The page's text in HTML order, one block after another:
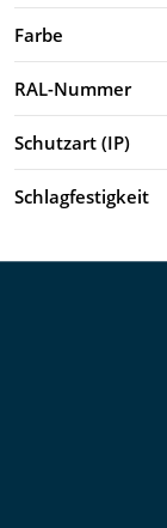
Farbe
RAL-Nummer
Schutzart (IP)
Schlagfestigkeit